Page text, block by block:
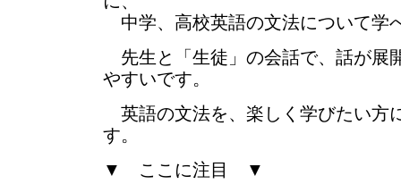
中学、高校英語の文法について学
先生と「生徒」の会話で、話が展
やすいです。
英語の文法を、楽しく学びたい方
す。
▼ ここに注目 ▼